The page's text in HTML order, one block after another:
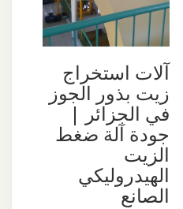
آلات استخراج
زيت بذور الجوز
في الجزائر |
جودة آلة ضغط
الزيت
الهيدروليكي
الصانع